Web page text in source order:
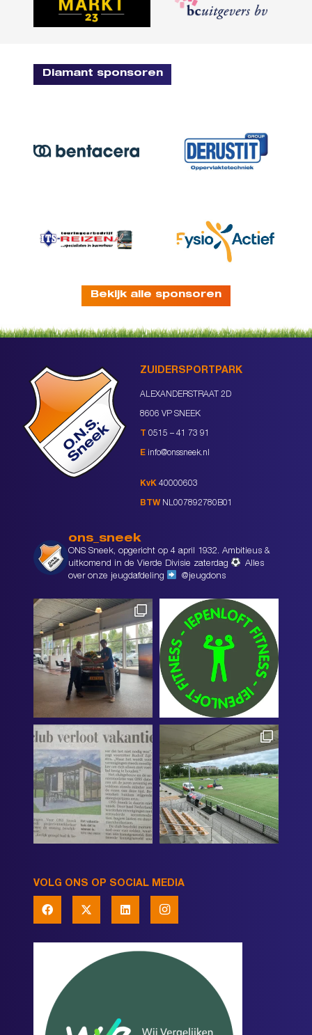
Diamant sponsoren
Bekijk alle sponsoren
ZUIDERSPORTPARK
ALEXANDERSTRAAT 2D
8606 VP SNEEK
T 0515 – 41 73 91
E info@onssneek.nl
KvK 40000603
BTW NL007892780B01
ons_sneek
ONS Sneek, opgericht op 4 april 1932. Ambitieus &
uitkomend in de Vierde Divisie zaterdag
Alles
over onze jeugdafdeling
@jeugdons
VOLG ONS OP SOCIAL MEDIA